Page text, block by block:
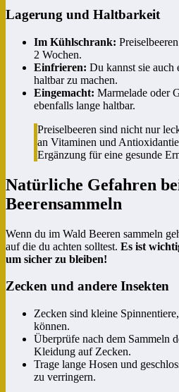
Lagerung und Haltbarkeit
Im Kühlschrank:
2 Wochen.
Einfrieren: Du kannst sie auch
haltbar zu machen.
Eingemacht: Marmelade oder
ebenfalls lange haltbar.
Preiselbeeren sind nicht nur
an Vitaminen und
Ergänzung für eine gesunde
Natürliche Gefahren
Beerensammeln
Wenn du im Wald Beeren sammeln
auf die du achten solltest. Es ist
um sicher zu bleiben!
Zecken und andere Insekten
Zecken sind kleine
können.
Überprüfe nach dem Sammeln
Kleidung auf Zecken.
Trage lange Hosen und
zu verringern.